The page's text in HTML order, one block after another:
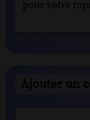
pour votre
Ajouter un